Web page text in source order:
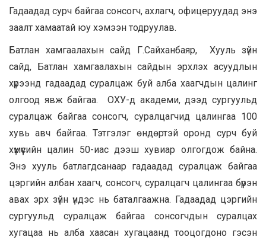
Гадаадад сурч байгаа сонсогч, ахлагч, офицеруудад энэ
заалт хамаатай юу хэмээн тодруулав.
Батлан хамгаалахын сайд Г.Сайханбаяр, Хууль зүйн
сайд, Батлан хамгаалахын сайдын эрхлэх асуудлын
хүрээнд гадаадад суралцаж буй алба хаагчдын цалинг
олгоод явж байгаа. ОХУ-д академи, дээд сургуульд
суралцаж байгаа сонсогч, суралцагчид цалингаа 100
хувь авч байгаа. Тэтгэлэг өндөртэй оронд сурч буй
хүмүүсийн цалин 50-иас дээш хувиар олгогдож байна.
Энэ хууль батлагдсанаар гадаадад суралцаж байгаа
цэргийн албан хаагч, сонсогч, суралцагч цалингаа бүрэн
авах эрх зүйн үндэс нь баталгаажна. Гадаадад цэргийн
сургуульд суралцаж байгаа сонсогчдын суралцах
хугацаа нь алба хаасан хугацаанд тооцогдоно гэсэн